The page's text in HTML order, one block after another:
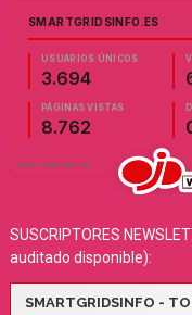
SUSCRIPTORES
auditado disponible):